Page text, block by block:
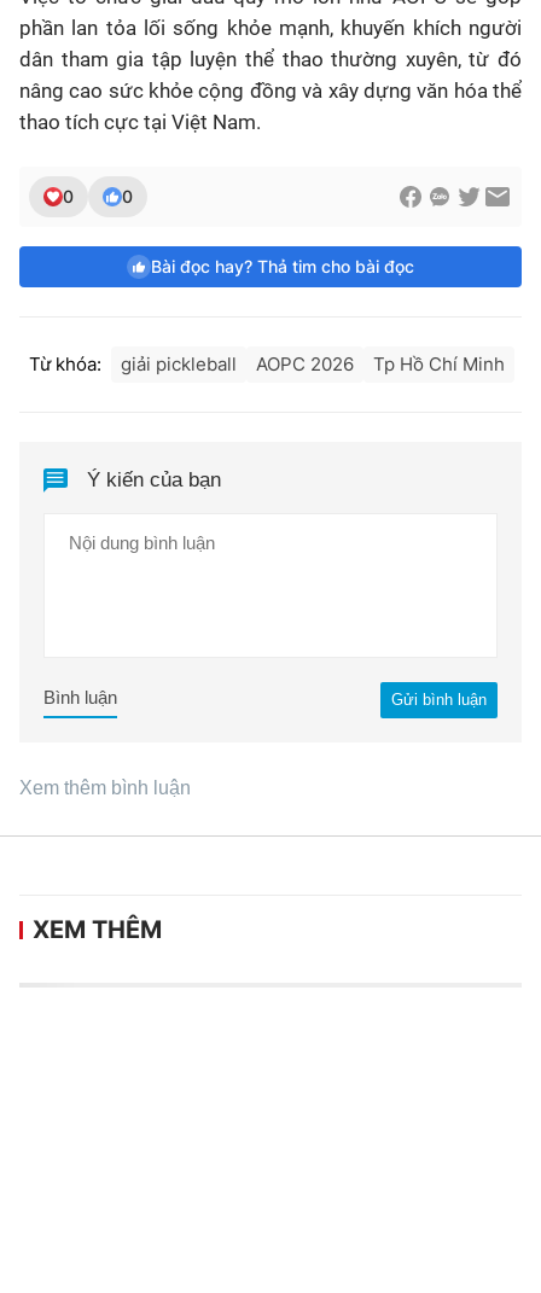
phần lan tỏa lối sống khỏe mạnh, khuyến khích người
dân tham gia tập luyện thể thao thường xuyên, từ đó
nâng cao sức khỏe cộng đồng và xây dựng văn hóa thể
thao tích cực tại Việt Nam.
0 0
Bài đọc hay? Thả tim cho bài đọc
Từ khóa: giải pickleball AOPC 2026 Tp Hồ Chí Minh
Ý kiến của bạn
Gửi bình luận
Bình luận
Xem thêm bình luận
XEM THÊM